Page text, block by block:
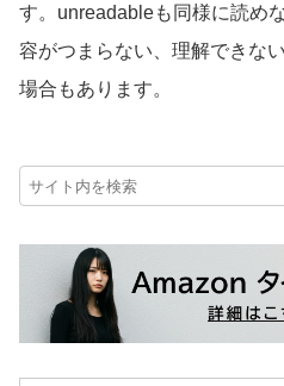
す。unreadableも同様に読め
容がつまらない、理解できな
場合もあります。